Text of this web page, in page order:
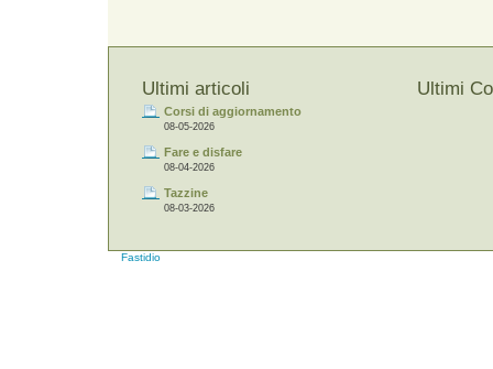
Ultimi articoli
Corsi di aggiornamento
08-05-2026
Fare e disfare
08-04-2026
Tazzine
08-03-2026
Ultimi
Fastidio